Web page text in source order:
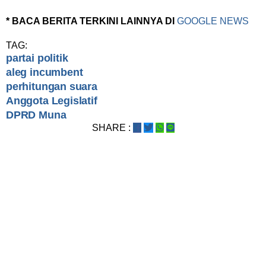
* BACA BERITA TERKINI LAINNYA DI GOOGLE NEWS
TAG:
partai politik
aleg incumbent
perhitungan suara
Anggota Legislatif
DPRD Muna
SHARE :